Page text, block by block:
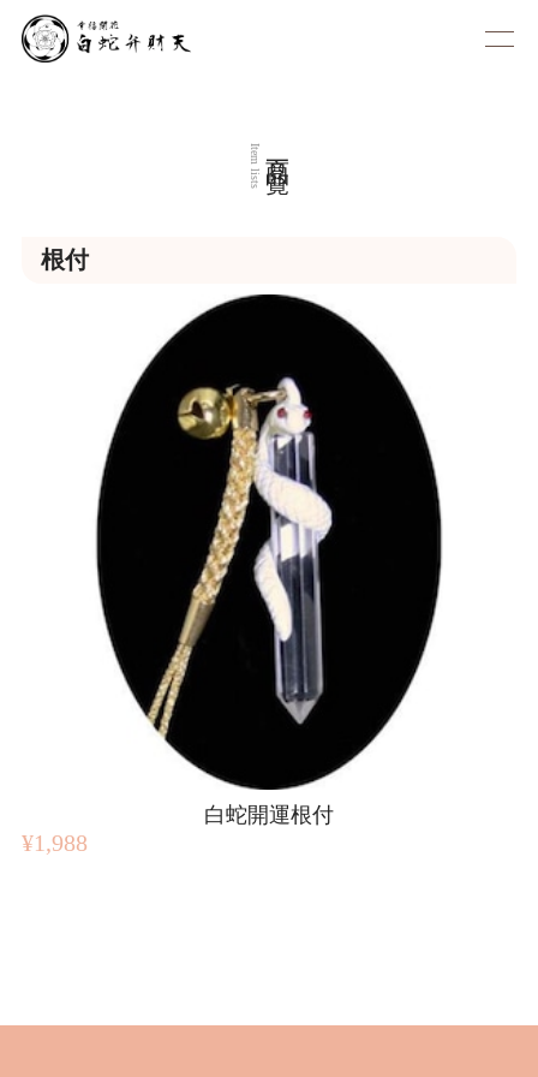
Item lists
根付
白蛇開運根付
¥1,988